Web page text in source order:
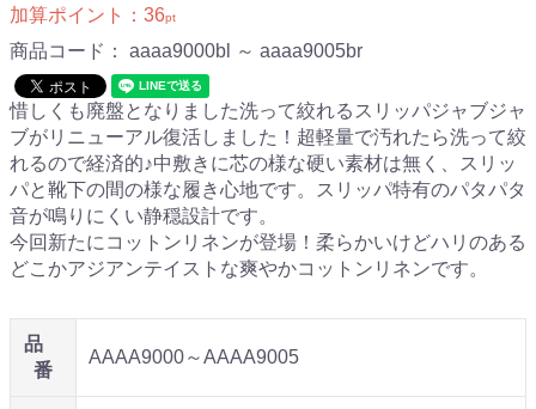
加算ポイント： 36pt
商品コード： aaaa9000bl ～ aaaa9005br
惜しくも廃盤となりました洗って絞れるスリッパジャブジャ
ブがリニューアル復活しました！超軽量で汚れたら洗って絞
れるので経済的♪中敷きに芯の様な硬い素材は無く、スリッ
パと靴下の間の様な履き心地です。スリッパ特有のパタパタ
音が鳴りにくい静穏設計です。
今回新たにコットンリネンが登場！柔らかいけどハリのある
どこかアジアンテイストな爽やかコットンリネンです。
品
番
AAAA9000～AAAA9005